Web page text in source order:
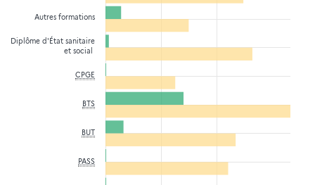
Autres formations
Diplôme d'État sanitaire
et social
CPGE
BTS
BUT
PASS